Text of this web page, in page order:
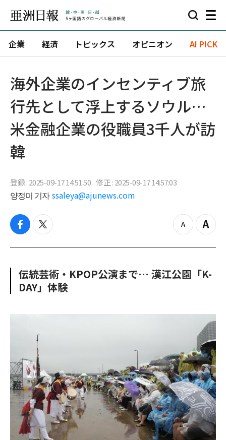
企業 経済 トピックス オピニオン AI PICK
海外企業のインセンティブ旅
行先として浮上するソウル…
米金融企業の役職員3千人が訪
韓
登録 : 2025-09-17 14:51:50 修正 : 2025-09-17 14:57:03
양정미 기자 ssaleya@ajunews.com
f
c
o
o
t
i
e
z
o
u
Z
o
n
伝統芸術・KPOP公演まで… 漢江公園「K-
DAY」体験